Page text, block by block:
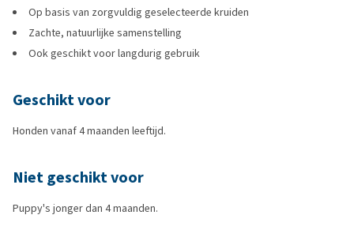
Op basis van zorgvuldig geselecteerde kruiden
Zachte, natuurlijke samenstelling
Ook geschikt voor langdurig gebruik
Geschikt voor
Honden vanaf 4 maanden leeftijd.
Niet geschikt voor
Puppy's jonger dan 4 maanden.